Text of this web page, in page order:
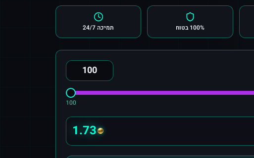
100% בטוח תמיכה 24/7
100
1.73